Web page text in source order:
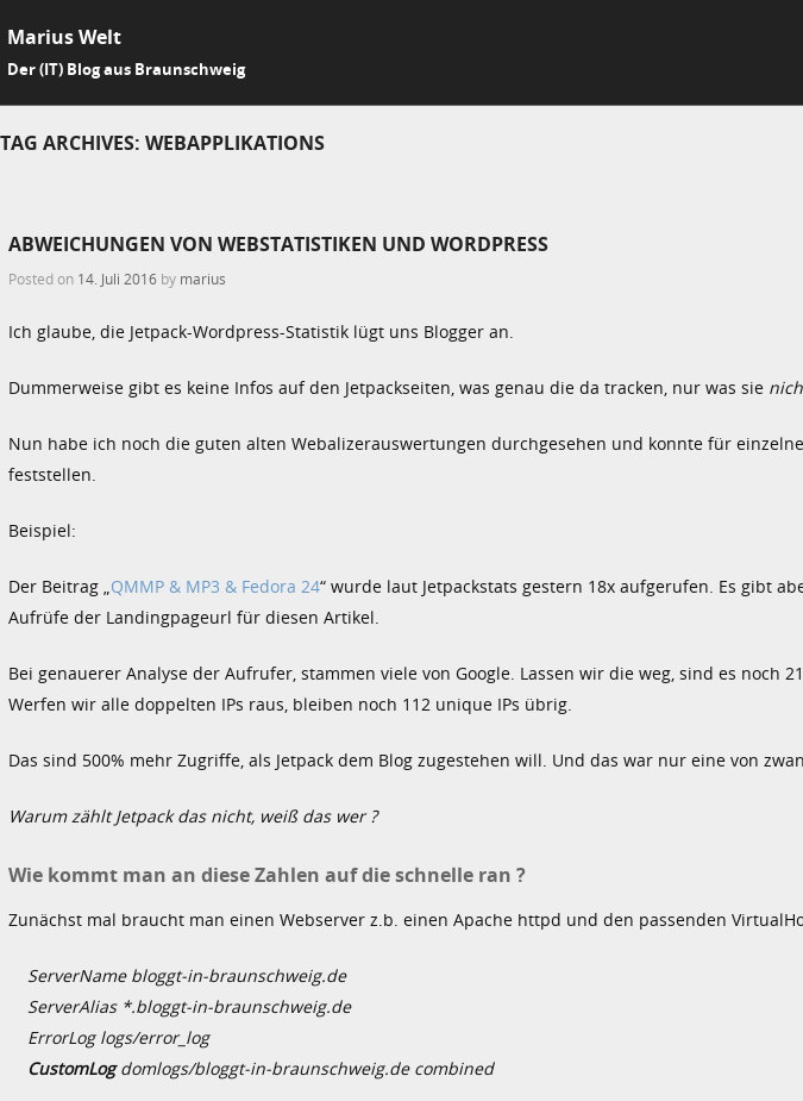
Marius Welt
Der (IT) Blog aus Braunschweig
TAG ARCHIVES: WEBAPPLIKATIONS
ABWEICHUNGEN VON WEBSTATISTIKEN UND WORDPRESS
Posted on 14. Juli 2016 by marius
Ich glaube, die Jetpack-Wordpress-Statistik lügt uns Blogger an.
Dummerweise gibt es keine Infos auf den Jetpackseiten, was genau die da tracken, nur was sie
Nun habe ich noch die guten alten Webalizerauswertungen durchgesehen und konnte für
feststellen.
Beispiel:
Der Beitrag „QMMP & MP3 & Fedora 24“ wurde laut Jetpackstats gestern 18x aufgerufen. Es gibt
Aufrüfe der Landingpageurl für diesen Artikel.
Bei genauerer Analyse der Aufrufer, stammen viele von Google. Lassen wir die weg, sind es noch
Werfen wir alle doppelten IPs raus, bleiben noch 112 unique IPs übrig.
Das sind 500% mehr Zugriffe, als Jetpack dem Blog zugestehen will. Und das war nur eine von
Warum zählt Jetpack das nicht, weiß das wer ?
Wie kommt man an diese Zahlen auf die schnelle ran ?
Zunächst mal braucht man einen Webserver z.b. einen Apache httpd und den passenden
ServerName bloggt-in-braunschweig.de
ServerAlias *.bloggt-in-braunschweig.de
ErrorLog logs/error_log
CustomLogdomlogs/bloggt-in-braunschweig.de combined